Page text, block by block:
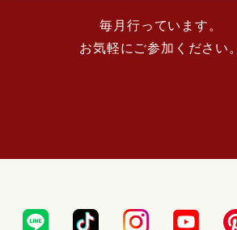
毎月行っています。
お気軽にご参加ください。